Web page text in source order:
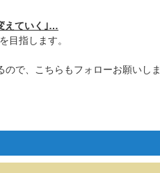
えていく｣…
目指します。
で、こちらもフォローお願いしま